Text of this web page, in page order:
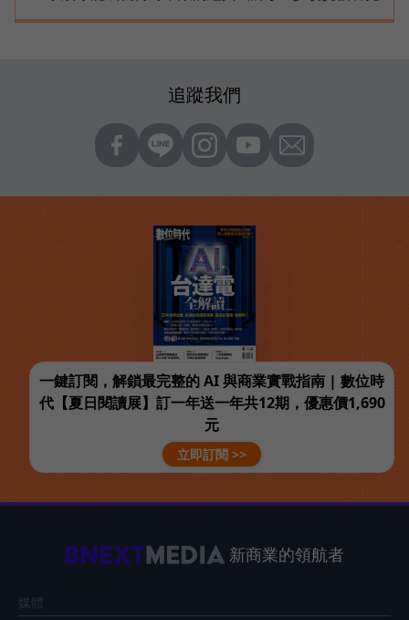
追蹤我們
一鍵訂閱，解鎖最完整的 AI 與商業實戰指南 | 數位時
代【夏日閱讀展】訂一年送一年共12期，優惠價1,690
元
立即訂閱 >>
新商業的領航者
媒體